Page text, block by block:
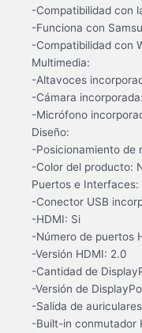
-Compatibilidad con
-Funciona con
-Compatibilidad con
Multimedia:
-Altavoces
-Cámara
-Micrófono
Diseño:
-Posicionamiento de
-Color del producto:
Puertos e Interfaces:
-Conector USB
-HDMI: Si
-Número de puertos
-Versión HDMI: 2.0
-Cantidad de
-Versión de
-Salida de
-Built-in conmutador